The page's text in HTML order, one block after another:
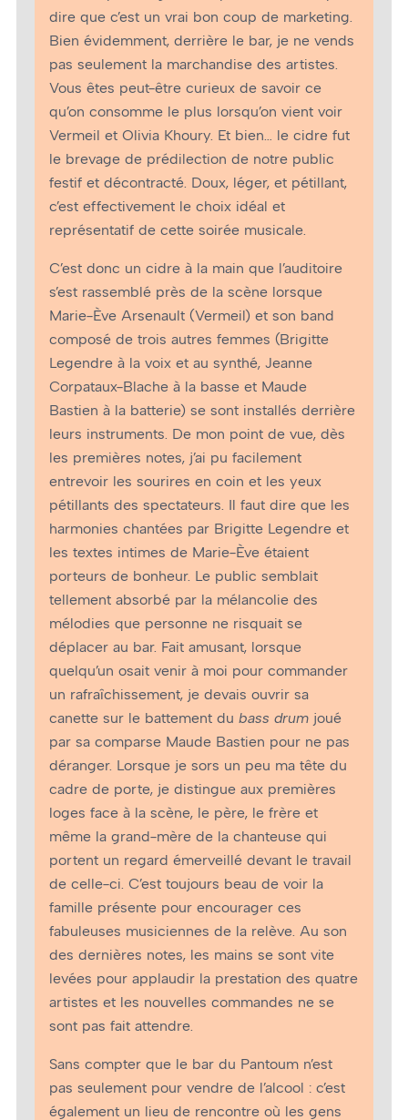
dire que c’est un vrai bon coup de marketing.
Bien évidemment, derrière le bar, je ne vends
pas seulement la marchandise des artistes.
Vous êtes peut-être curieux de savoir ce
qu’on consomme le plus lorsqu’on vient voir
Vermeil et Olivia Khoury. Et bien… le cidre fut
le brevage de prédilection de notre public
festif et décontracté. Doux, léger, et pétillant,
c’est effectivement le choix idéal et
représentatif de cette soirée musicale.
C’est donc un cidre à la main que l’auditoire
s’est rassemblé près de la scène lorsque
Marie-Ève Arsenault (Vermeil) et son band
composé de trois autres femmes (Brigitte
Legendre à la voix et au synthé, Jeanne
Corpataux-Blache à la basse et Maude
Bastien à la batterie) se sont installés derrière
leurs instruments. De mon point de vue, dès
les premières notes, j’ai pu facilement
entrevoir les sourires en coin et les yeux
pétillants des spectateurs. Il faut dire que les
harmonies chantées par Brigitte Legendre et
les textes intimes de Marie-Ève étaient
porteurs de bonheur. Le public semblait
tellement absorbé par la mélancolie des
mélodies que personne ne risquait se
déplacer au bar. Fait amusant, lorsque
quelqu’un osait venir à moi pour commander
un rafraîchissement, je devais ouvrir sa
canette sur le battement dubass drum joué
par sa comparse Maude Bastien pour ne pas
déranger. Lorsque je sors un peu ma tête du
cadre de porte, je distingue aux premières
loges face à la scène, le père, le frère et
même la grand-mère de la chanteuse qui
portent un regard émerveillé devant le travail
de celle-ci. C’est toujours beau de voir la
famille présente pour encourager ces
fabuleuses musiciennes de la relève. Au son
des dernières notes, les mains se sont vite
levées pour applaudir la prestation des quatre
artistes et les nouvelles commandes ne se
sont pas fait attendre.
Sans compter que le bar du Pantoum n’est
pas seulement pour vendre de l’alcool : c’est
également un lieu de rencontre où les gens